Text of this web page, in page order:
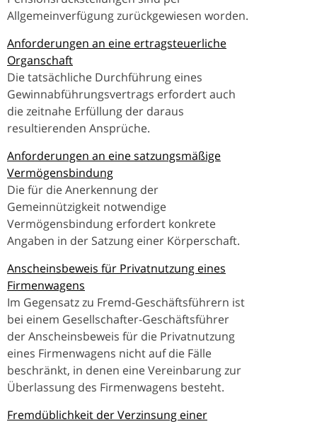
Allgemeinverfügung zurückgewiesen worden.
Anforderungen an eine ertragsteuerliche
Organschaft
Die tatsächliche Durchführung eines
Gewinnabführungsvertrags erfordert auch
die zeitnahe Erfüllung der daraus
resultierenden Ansprüche.
Anforderungen an eine satzungsmäßige
Vermögensbindung
Die für die Anerkennung der
Gemeinnützigkeit notwendige
Vermögensbindung erfordert konkrete
Angaben in der Satzung einer Körperschaft.
Anscheinsbeweis für Privatnutzung eines
Firmenwagens
Im Gegensatz zu Fremd-Geschäftsführern ist
bei einem Gesellschafter-Geschäftsführer
der Anscheinsbeweis für die Privatnutzung
eines Firmenwagens nicht auf die Fälle
beschränkt, in denen eine Vereinbarung zur
Überlassung des Firmenwagens besteht.
Fremdüblichkeit der Verzinsung einer